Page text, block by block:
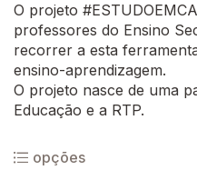
O projeto
professores do Ensino
recorrer a esta
ensino-aprendizagem.
O projeto nasce de uma
Educação e a RTP.
opções